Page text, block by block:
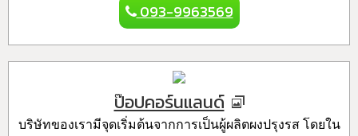
093-9963569
ป๊อปคอร์นแลนด์
บริษัทของเรามีจุดเริ่มต้นจากการเป็นผู้ผลิตผงปรุงรส โดยใน